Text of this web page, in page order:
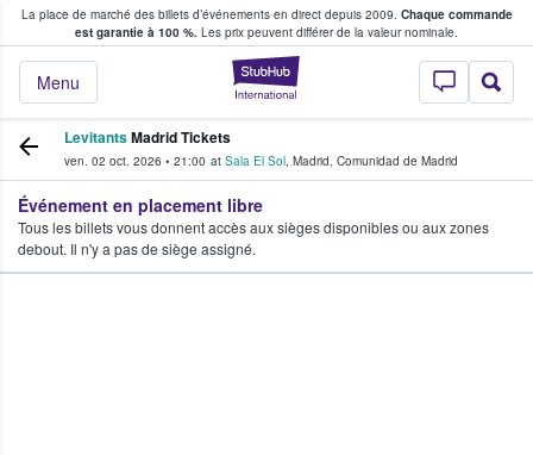
La place de marché des billets d’événements en direct depuis 2009. Chaque commande
est garantie à 100 %. Les prix peuvent différer de la valeur nominale.
StubHub - Où
Menu
fans achètent et vendent des billets
LevitantsMadrid Tickets
ven. 02 oct. 2026 • 21:00 at Sala El Sol, Madrid, Comunidad de Madrid
Événement en placement libre
Tous les billets vous donnent accès aux sièges disponibles ou aux zones
debout. Il n'y a pas de siège assigné.